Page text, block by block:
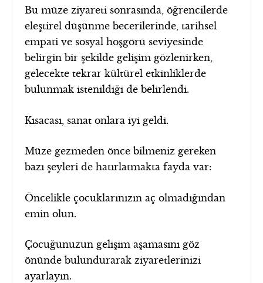
Bu müze ziyareti sonrasında, öğrencilerde
eleştirel düşünme becerilerinde, tarihsel
empati ve sosyal hoşgörü seviyesinde
belirgin bir şekilde gelişim gözlenirken,
gelecekte tekrar kültürel etkinliklerde
bulunmak istenildiği de belirlendi.
Kısacası, sanat onlara iyi geldi.
Müze gezmeden önce bilmeniz gereken
bazı şeyleri de hatırlatmakta fayda var:
Öncelikle çocuklarınızın aç olmadığından
emin olun.
Çocuğunuzun gelişim aşamasını göz
önünde bulundurarak ziyaretlerinizi
ayarlayın.